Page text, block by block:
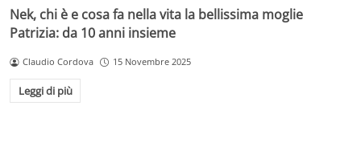
Nek, chi è e cosa fa nella vita la bellissima moglie
Patrizia: da 10 anni insieme
Claudio Cordova 15 Novembre 2025
Leggi di più